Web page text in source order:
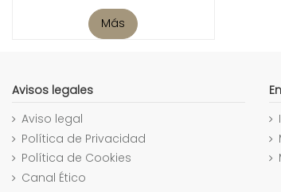
Más
Avisos legales
Aviso legal
Política de Privacidad
Política de Cookies
Canal Ético